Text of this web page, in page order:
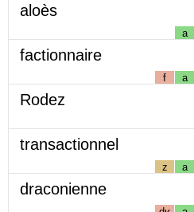
aloès
a
factionnaire
f a
Rodez
transactionnel
z a
draconienne